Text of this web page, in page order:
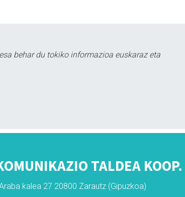
behar du tokiko informazioa euskaraz eta
TALDEA
kalea 27 20800 Zarautz (Gipuzkoa)